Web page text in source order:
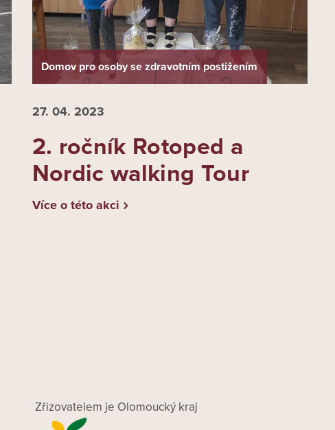
Domov pro osoby se zdravotním postižením
27. 04. 2023
2. ročník Rotoped a
Nordic walking Tour
Více o této akci
Zřizovatelem je Olomoucký kraj